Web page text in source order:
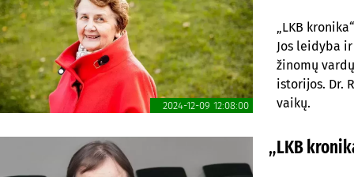
„LKB
Jos leidyba
žinomų
istorijos. Dr.
vaikų.
2024-12-09 12:08:00
„LKB